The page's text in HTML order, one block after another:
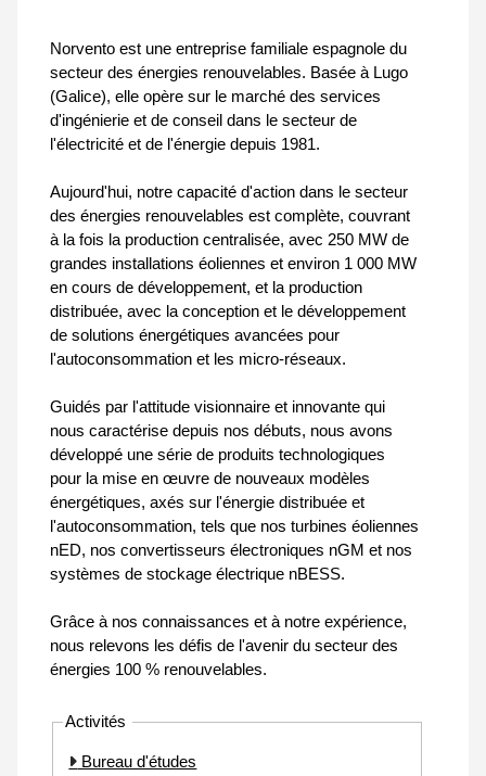
Norvento est une entreprise familiale espagnole du
secteur des énergies renouvelables. Basée à Lugo
(Galice), elle opère sur le marché des services
d'ingénierie et de conseil dans le secteur de
l'électricité et de l'énergie depuis 1981.
Aujourd'hui, notre capacité d'action dans le secteur
des énergies renouvelables est complète, couvrant
à la fois la production centralisée, avec 250 MW de
grandes installations éoliennes et environ 1 000 MW
en cours de développement, et la production
distribuée, avec la conception et le développement
de solutions énergétiques avancées pour
l'autoconsommation et les micro-réseaux.
Guidés par l'attitude visionnaire et innovante qui
nous caractérise depuis nos débuts, nous avons
développé une série de produits technologiques
pour la mise en œuvre de nouveaux modèles
énergétiques, axés sur l'énergie distribuée et
l'autoconsommation, tels que nos turbines éoliennes
nED, nos convertisseurs électroniques nGM et nos
systèmes de stockage électrique nBESS.
Grâce à nos connaissances et à notre expérience,
nous relevons les défis de l'avenir du secteur des
énergies 100 % renouvelables.
Activités
Bureau d'études